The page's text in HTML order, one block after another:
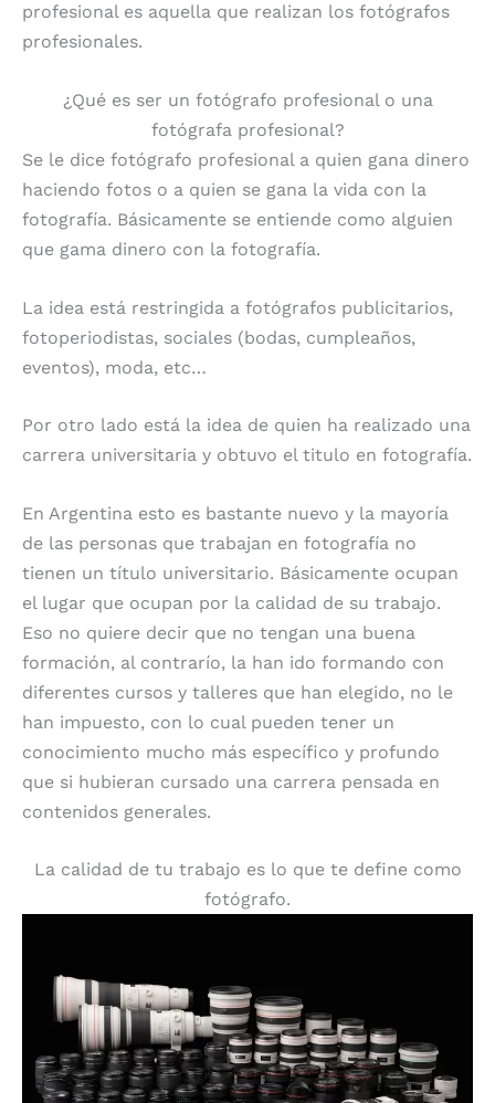
profesional es aquella que realizan los fotógrafos
profesionales.
¿Qué es ser un fotógrafo profesional o una
fotógrafa profesional?
Se le dice fotógrafo profesional a quien gana dinero
haciendo fotos o a quien se gana la vida con la
fotografía. Básicamente se entiende como alguien
que gama dinero con la fotografía.
La idea está restringida a fotógrafos publicitarios,
fotoperiodistas, sociales (bodas, cumpleaños,
eventos), moda, etc…
Por otro lado está la idea de quien ha realizado una
carrera universitaria y obtuvo el titulo en fotografía.
En Argentina esto es bastante nuevo y la mayoría
de las personas que trabajan en fotografía no
tienen un título universitario. Básicamente ocupan
el lugar que ocupan por la calidad de su trabajo.
Eso no quiere decir que no tengan una buena
formación, al contrarío, la han ido formando con
diferentes cursos y talleres que han elegido, no le
han impuesto, con lo cual pueden tener un
conocimiento mucho más específico y profundo
que si hubieran cursado una carrera pensada en
contenidos generales.
La calidad de tu trabajo es lo que te define como
fotógrafo.